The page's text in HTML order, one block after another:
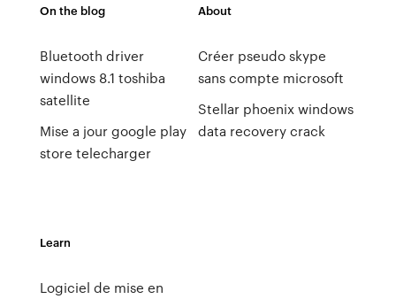
On the blog
Bluetooth driver
windows 8.1 toshiba
satellite
Mise a jour google play
store telecharger
About
Créer pseudo skype
sans compte microsoft
Stellar phoenix windows
data recovery crack
Learn
Logiciel de mise en